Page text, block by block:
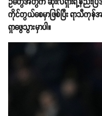
ကိုင်တွယ်စေမှာဖြစ်ပြီး ရာသီ
ရှာဖွေသွားမှာပါ။